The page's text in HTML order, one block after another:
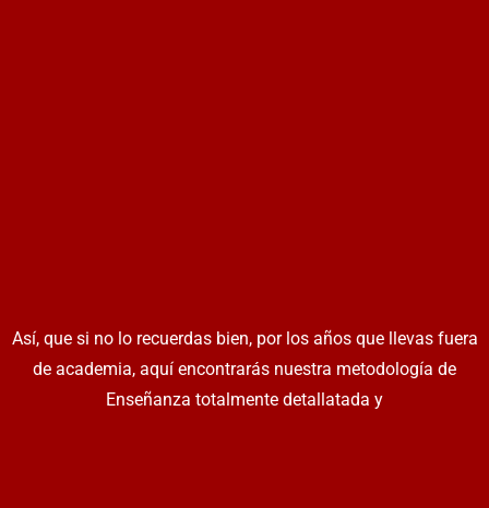
Así, que si no lo recuerdas bien, por los años que llevas fuera
de academia, aquí encontrarás nuestra metodología de
Enseñanza totalmente detallatada y